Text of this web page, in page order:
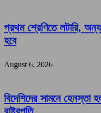
প্রথম শ্রেণিতে লটারি, অন্য
হবে
August 6, 2026
বিদেশিদের সামনে হেনস্তা